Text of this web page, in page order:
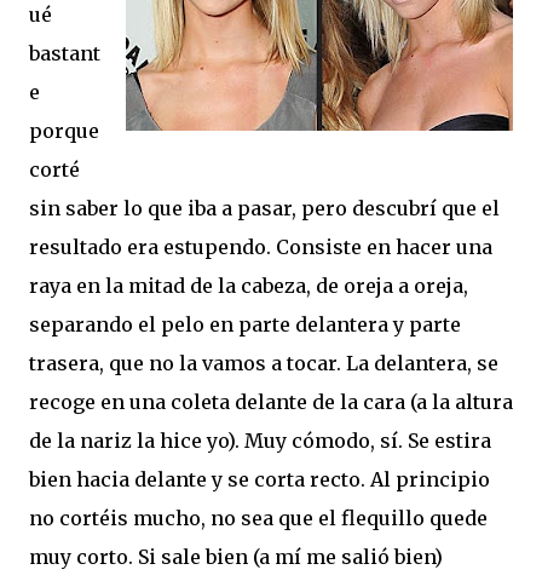
ué
bastant
e
porque
corté
sin saber lo que iba a pasar, pero descubrí que el
resultado era estupendo. Consiste en hacer una
raya en la mitad de la cabeza, de oreja a oreja,
separando el pelo en parte delantera y parte
trasera, que no la vamos a tocar. La delantera, se
recoge en una coleta delante de la cara (a la altura
de la nariz la hice yo). Muy cómodo, sí. Se estira
bien hacia delante y se corta recto. Al principio
no cortéis mucho, no sea que el flequillo quede
muy corto. Si sale bien (a mí me salió bien)